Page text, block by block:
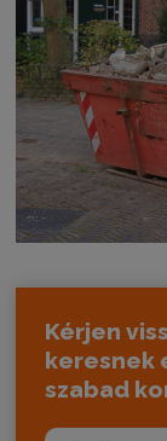
Kérjen
keresnek
szabad